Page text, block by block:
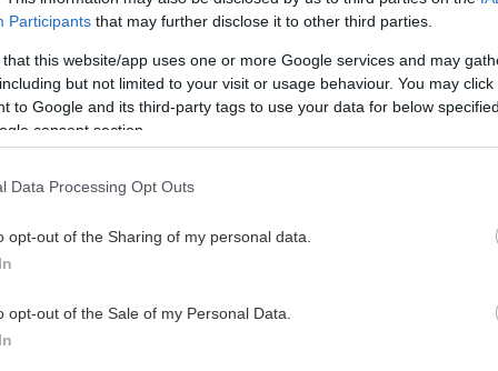
Participants that may further disclose it to other third parties.
that this website/app uses one or more Google services and may
but not limited to your visit or usage behaviour. You may
to Google and its third-party tags to use your data for below
consent section.
Data Processing Opt Outs
opt-out of the Sharing of my personal data.
opt-out of the Sale of my Personal Data.
toho, že ste ním nešetrili. Nikdy sa však
disperzné lepidlo štetcom či
ho do pórov, čo spôsobí škvrny pri
úpravách. Vyčkajte niekoľko hodín,
ostrým nástrojom – škrabkou,
ľahšie ako po úplnom vytvrdnutí.